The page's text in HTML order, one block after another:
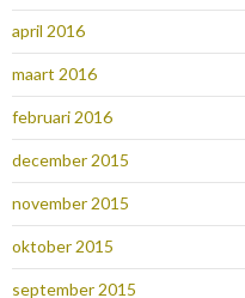
april 2016
maart 2016
februari 2016
december 2015
november 2015
oktober 2015
september 2015